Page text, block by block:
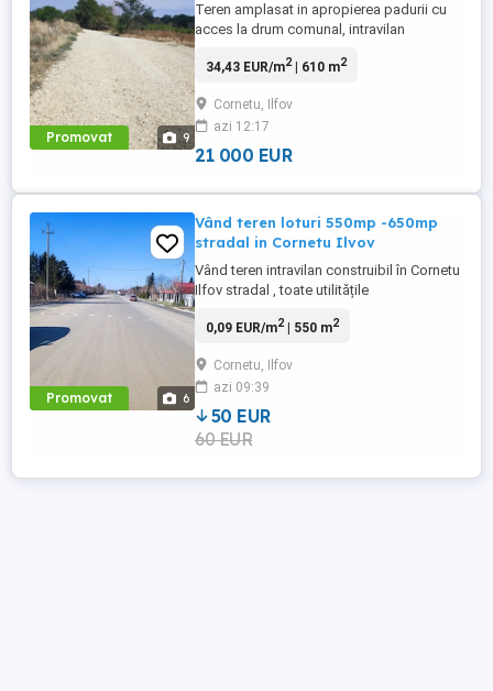
Promovat 9
Teren amplasat in apropierea padurii cu
acces la drum comunal, intravilan
o deschidere de 20 m zona frumoasa si
vacanta Primul lot 1000mp la 30000 euro
Aproape de statia STB 421 Lot 3
dezmembrat 500mp. 15000euro. 700mp
34,43 EUR/m2| 610 m2
Cornetu, Ilfov
azi 12:17
21 000 EUR
Promovat 6
Vând teren loturi 550mp -650mp
stradal in Cornetu Ilvov
Vând teren intravilan construibil în Cornetu
Ilfov stradal , toate utilitățile
550mp 650mp, deschidere 21 mp
de București construibil P+1+M. Lot 1 și 2
la 60 euro mp Lot 3 -4 la 50 euro mp
0,09 EUR/m2| 550 m2
Cornetu, Ilfov
azi 09:39
50 EUR
60 EUR